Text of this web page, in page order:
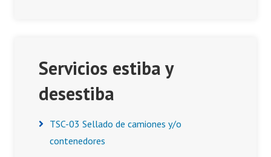
Servicios estiba y
desestiba
TSC-03 Sellado de camiones y/o
contenedores